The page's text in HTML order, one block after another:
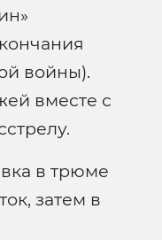
войны).
вместе с
в трюме
затем в